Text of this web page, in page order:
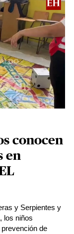
conocen
en
y Serpientes y
los niños
de